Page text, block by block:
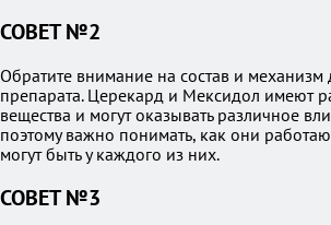
СОВЕТ №2
Обратите внимание на состав и механизм
препарата. Церекард и Мексидол имеют
вещества и могут оказывать различное
поэтому важно понимать, как они
могут быть у каждого из них.
СОВЕТ №3